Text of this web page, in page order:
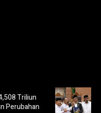
Triliun
Perubahan